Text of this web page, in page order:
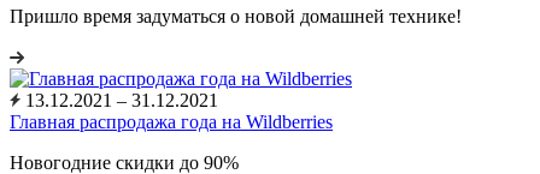
Пришло время задуматься о новой домашней технике!
13.12.2021 – 31.12.2021
Главная распродажа года на Wildberries
Новогодние скидки до 90%